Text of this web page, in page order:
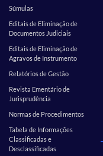
Súmulas
Editais de Eliminação de
Documentos Judiciais
Editais de Eliminação de
Agravos de Instrumento
Relatórios de Gestão
Revista Ementário de
Jurisprudência
Normas de Procedimentos
Tabela de Informações
Classificadas e
Desclassificadas